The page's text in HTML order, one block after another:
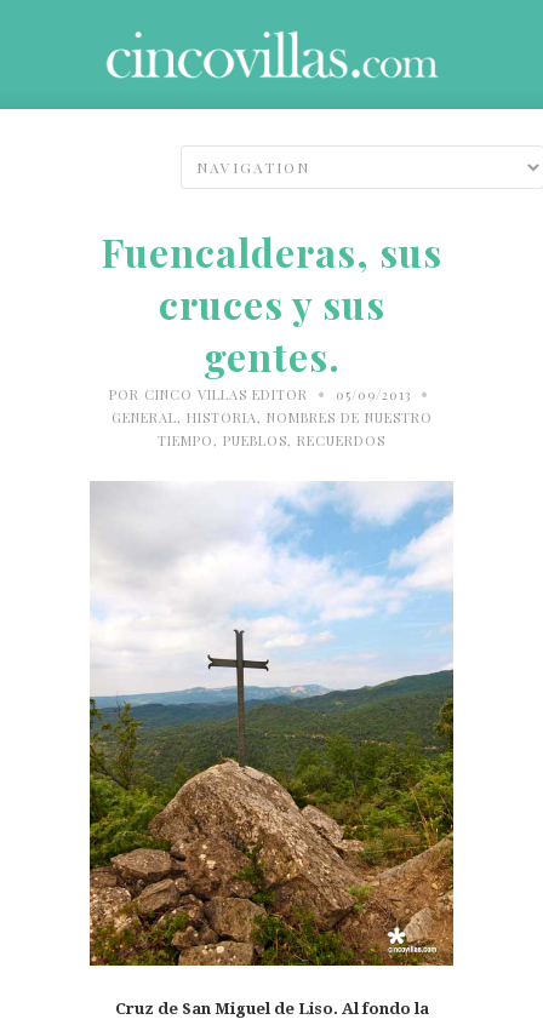
Fuencalderas, sus
cruces y sus
gentes.
POR CINCO VILLAS EDITOR • 05/09/2013 •
GENERAL, HISTORIA , NOMBRES DE NUESTRO
TIEMPO , PUEBLOS, RECUERDOS
Cruz de San Miguel de Liso. Al fondo la